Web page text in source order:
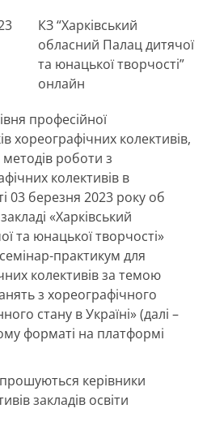
КЗ “Харківський
обласний Палац дитячої
та юнацької творчості”
онлайн
професійної
хореографічних колективів,
роботи з
колективів в
03 березня 2023 року об
«Харківський
та юнацької творчості»
практикум для
колективів за темою
з хореографічного
стану в Україні» (далі –
форматі на платформі
керівники
закладів освіти